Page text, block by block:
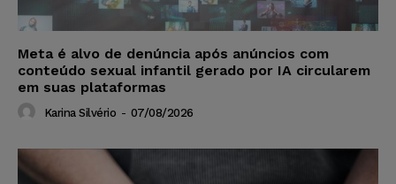
Meta é alvo de denúncia após anúncios com
conteúdo sexual infantil gerado por IA circularem
em suas plataformas
Karina Silvério - 07/08/2026